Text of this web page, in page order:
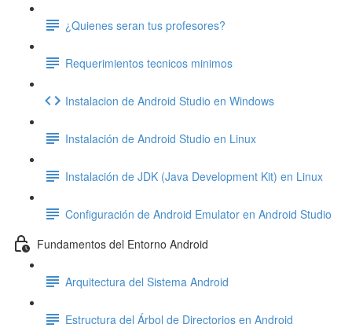
¿Quienes seran tus profesores?
Requerimientos tecnicos minimos
Instalacion de Android Studio en Windows
Instalación de Android Studio en Linux
Instalación de JDK (Java Development Kit) en Linux
Configuración de Android Emulator en Android Studio
Fundamentos del Entorno Android
Arquitectura del Sistema Android
Estructura del Árbol de Directorios en Android